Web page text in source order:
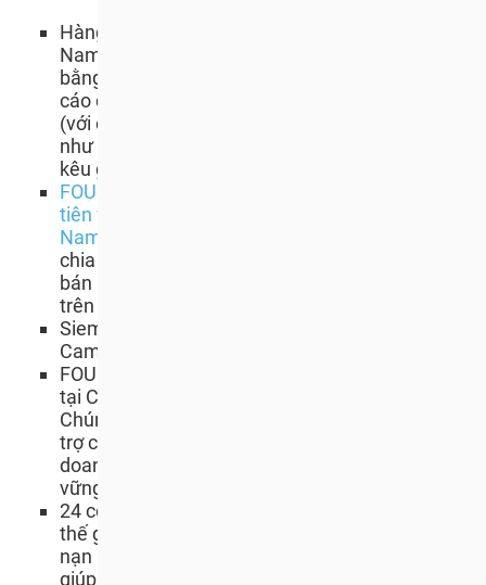
Hàng nghìn người ủng hộ tại Campuchia và Việt
Nam đã lên tiếng phản đối nạn buôn bán này
bằng cách tham gia vào một chiến dịch quảng
cáo để nâng cao nhận thức ở các nước sở tại
(với các biển quảng cáo tại Phnom Penh cũng
như Hà Nội và Thành phố Hồ Chí Minh nhằm
kêu gọi chấm dứt nạn buôn bán).
FOUR PAWS đã tiến hành một cuộc điều tra đầu
tiên về hoạt động buôn bán thịt mèo tại Việt
Nam
chia sẻ rộng rãi thông tin về hoạt động buôn
bán bí mật này trên các phương tiện thông tin
trên toàn thế giới.
Siem Reap trở thành tỉnh đầu tiên tại
Campuchia cấm buôn bán thịt chó.
FOUR PAWS đã đóng cửa hai cơ sở giết mổ chó
tại Campuchia kể từ khi bắt đầu chiến dịch.
Chúng tôi đã giải cứu hơn 25 cá thể chó và hỗ
trợ các chủ lò mổ chuyển đổi hoạt động kinh
doanh hiện tại thành các sinh kế thay thế bền
vững không gây hại cho động vật.
24 công ty và hiệp hội du lịch từ khắp nơi trên
thế giới đã cam kết ủng hộ chiến dịch chấm dứt
nạn buôn bán bằng cách ký Cam kết Four Paws
giúp tạo áp lực lên Chính phủ Việt Nam và